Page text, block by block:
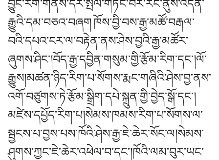
བྱུང་རིག་གནས་དར་སྤེལ་གཏོང་བར་རང་ནུས་འདོན་
རྒྱུའི་དམ་བཅའ་བཞགཁོས་བྱི་བས་རྒྱ་མཚོ་བརྒལ་
བའི་དཔའ་ངར་ལ་བརྟེན་ནས་ཤེས་བྱའི་རྒྱ་མཚོར་
ཞུགས་ཤིང་།བོད་རྒྱ་དབྱིན་གསུམ་གྱི་རྩོམ་རིག་དང་།ལོ་
རྒྱུས།མཚན་ཉིད་རིག་པ་སོགས་རྨང་གཞིའི་ཤེས་བྱ་ནས་
འགོ་བཙུགས་ཏེ་རྩོམ་སྒྲིག་དཔེ་སྐྲུན་གྱི་བྱེད་སྒོ་དང་།
མཛེས་དཔྱོད་རིག་པ།སེམས་ཁམས་རིག་པ་སོགས་ལ་
སྦྱངས་པ་བྱས་པས་ཁོའི་ཤེས་རྒྱ་ཇེ་ཆེར་སོང་ལ།སེམས་
ཤུགས་ཀྱང་ཇེ་ཆེར་འཕེལ་བ་དང་།ཁོའི་ལམ་བུར་ཡང་